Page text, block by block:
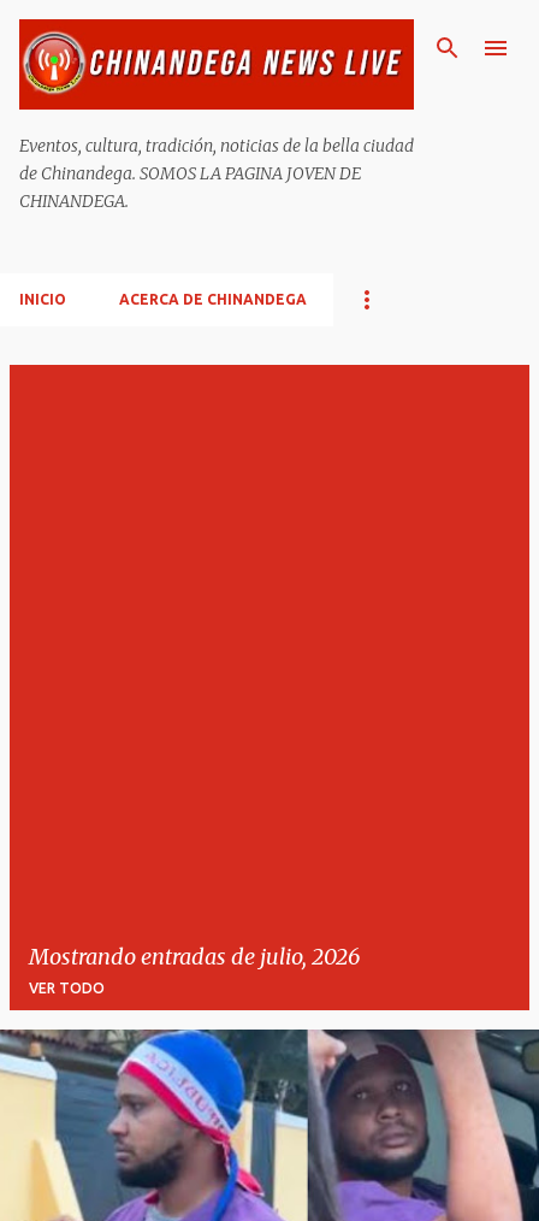
Eventos, cultura, tradición, noticias de la bella ciudad
de Chinandega. SOMOS LA PAGINA JOVEN DE
CHINANDEGA.
INICIO ACERCA DE CHINANDEGA
Mostrando entradas de julio, 2026
VER TODO
E